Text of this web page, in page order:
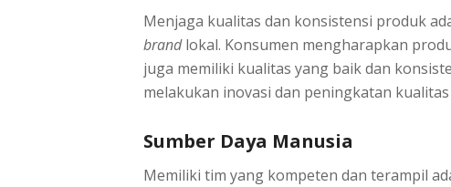
Menjaga kualitas dan konsistensi produk
brandlokal. Konsumen mengharapkan
juga memiliki kualitas yang baik dan
melakukan inovasi dan peningkatan
Sumber Daya Manusia
Memiliki tim yang kompeten dan terampil